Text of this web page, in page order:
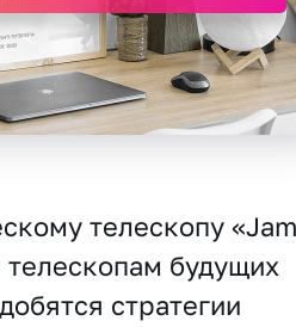
телескопу
будущих
стратегии